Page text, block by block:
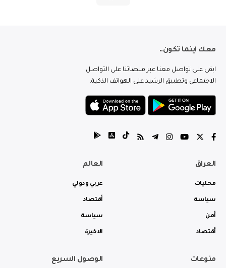
معك اينما تكون..
ابقى على تواصل معنا عبر منصاتنا على التواصل
الاجتماعي وتطبيق الرشيد على الهواتف الذكية.
العراق
محليات
سياسة
أمن
أقتصاد
العالم
عربي ودولي
أقتصاد
سياسة
الاخيرة
منوعات الوصول السريع